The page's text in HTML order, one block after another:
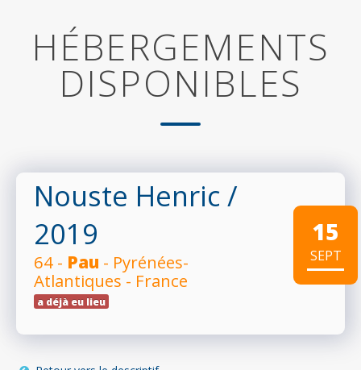
HÉBERGEMENTS
DISPONIBLES
Nouste Henric /
2019
64 - Pau - Pyrénées-
Atlantiques - France
a déjà eu lieu
15
SEPT